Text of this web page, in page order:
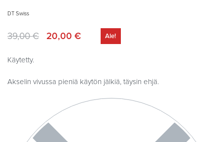
DT Swiss
39,00€ 20,00 € Ale!
Käytetty.
Akselin vivussa pieniä käytön jälkiä, täysin ehjä.